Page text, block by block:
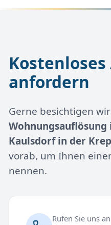
anfordern
Gerne besichtigen
Wohnungsauflösung
Kaulsdorf in der
vorab, um Ihnen
nennen.
Rufen Sie uns an